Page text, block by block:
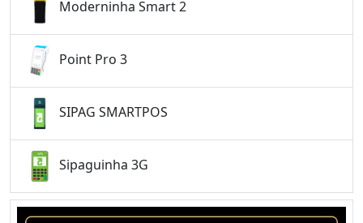
Moderninha Smart 2
Point Pro 3
SIPAG SMARTPOS
Sipaguinha 3G